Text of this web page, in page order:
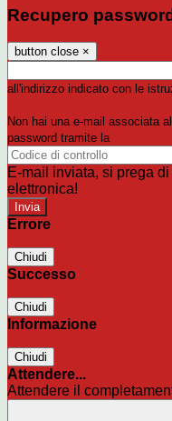
Recupero
button close ×
all'indirizzo indicato con le
Non hai una e-mail associata
password tramite la
E-mail inviata, si prega
elettronica!
Errore
Chiudi
Successo
Chiudi
Informazione
Chiudi
Attendere...
Attendere il